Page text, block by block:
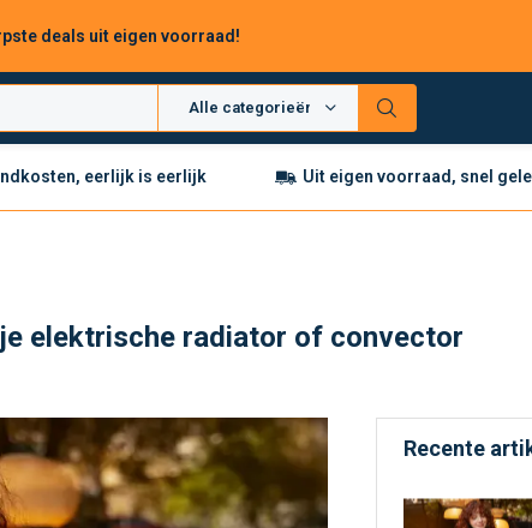
Alle categorieën
deals uit eigen voorraad!
eerlijk is eerlijk Uit eigen voorraad, snel
elektrische radiator of convector
Recente